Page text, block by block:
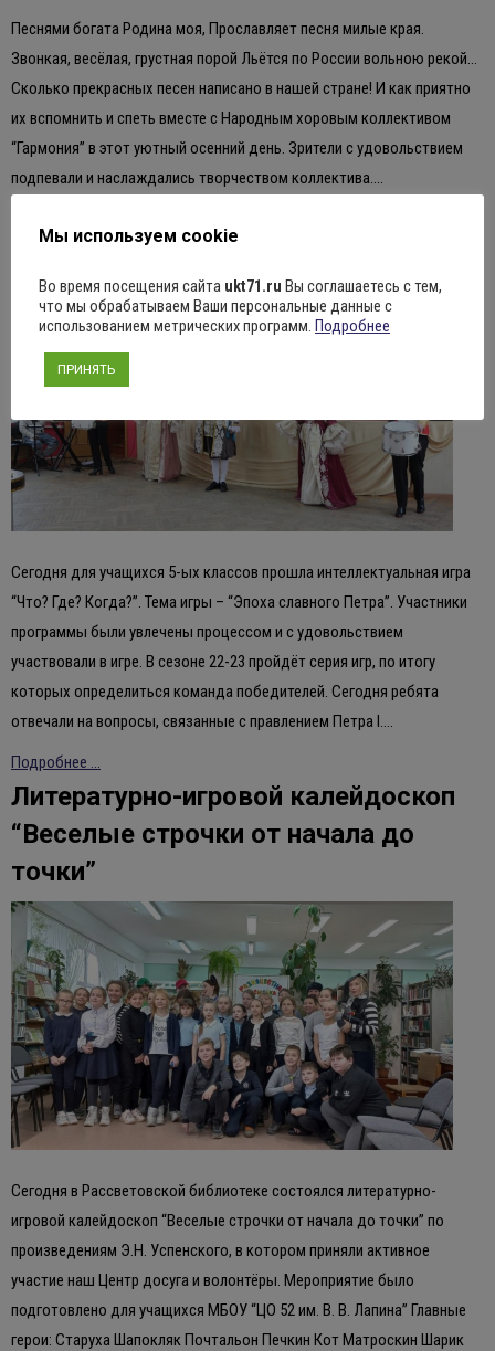
Песнями богата Родина моя, Прославляет песня милые края.
Звонкая, весёлая, грустная порой Льётся по России вольною рекой…
Сколько прекрасных песен написано в нашей стране! И как приятно
их вспомнить и спеть вместе с Народным хоровым коллективом
“Гармония” в этот уютный осенний день. Зрители с удовольствием
подпевали и наслаждались творчеством коллектива.…
Эпоха славного ПЕТРА
Сегодня для учащихся 5-ых классов прошла интеллектуальная игра
“Что? Где? Когда?”. Тема игры – “Эпоха славного Петра”. Участники
программы были увлечены процессом и с удовольствием
участвовали в игре. В сезоне 22-23 пройдёт серия игр, по итогу
которых определиться команда победителей. Сегодня ребята
отвечали на вопросы, связанные с правлением Петра I.…
Подробнее ...
Литературно-игровой калейдоскоп
“Веселые строчки от начала до
точки”
Сегодня в Рассветовской библиотеке состоялся литературно-
игровой калейдоскоп “Веселые строчки от начала до точки” по
произведениям Э.Н. Успенского, в котором приняли активное
участие наш Центр досуга и волонтёры. Мероприятие было
подготовлено для учащихся МБОУ “ЦО 52 им. В. В. Лапина” Главные
герои: Старуха Шапокляк Почтальон Печкин Кот Матроскин Шарик
Мы используем cookie
Во время посещения сайта ukt71.ru Вы соглашаетесь с тем,
что мы обрабатываем Ваши персональные данные с
использованием метрических программ. Подробнее
ПРИНЯТЬ